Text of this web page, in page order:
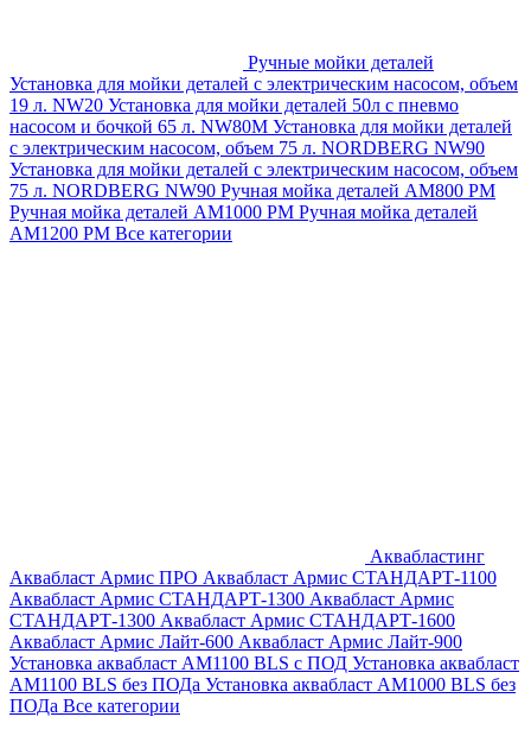
Ручные мойки деталей
Установка для мойки деталей с электрическим насосом, объем
19 л. NW20 Установка для мойки деталей 50л с пневмо
насосом и бочкой 65 л. NW80M Установка для мойки деталей
с электрическим насосом, объем 75 л. NORDBERG NW90
Установка для мойки деталей с электрическим насосом, объем
75 л. NORDBERG NW90 Ручная мойка деталей АМ800 РМ
Ручная мойка деталей АМ1000 РМ Ручная мойка деталей
АМ1200 РМ Все категории
Аквабластинг
Аквабласт Армис ПРО Аквабласт Армис СТАНДАРТ-1100
Аквабласт Армис СТАНДАРТ-1300 Аквабласт Армис
СТАНДАРТ-1300 Аквабласт Армис СТАНДАРТ-1600
Аквабласт Армис Лайт-600 Аквабласт Армис Лайт-900
Установка аквабласт AM1100 BLS с ПОД Установка аквабласт
AM1100 BLS без ПОДа Установка аквабласт AM1000 BLS без
ПОДа Все категории